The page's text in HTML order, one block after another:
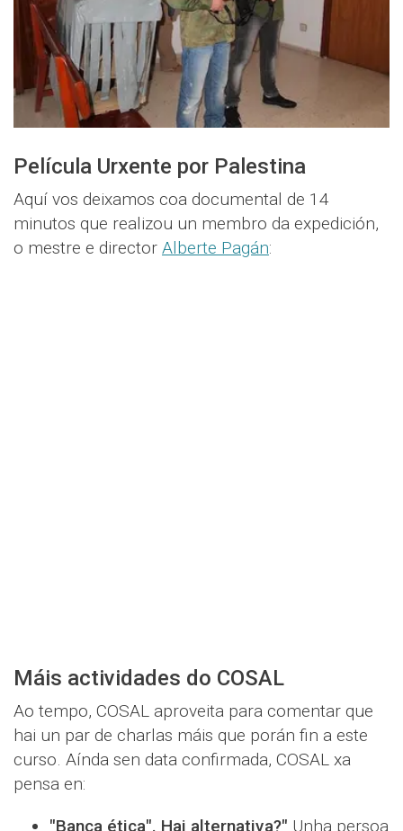
Película Urxente por Palestina
Aquí vos deixamos coa documental de 14
minutos que realizou un membro da expedición,
o mestre e director Alberte Pagán:
Máis actividades do COSAL
Ao tempo, COSAL aproveita para comentar que
hai un par de charlas máis que porán fin a este
curso. Aínda sen data confirmada, COSAL xa
pensa en:
"Banca ética". Hai alternativa?" Unha persoa